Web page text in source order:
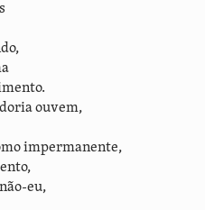
ouvem,
impermanente,
eu,